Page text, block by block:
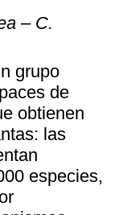
– C.
grupo
de
obtienen
las
especies,